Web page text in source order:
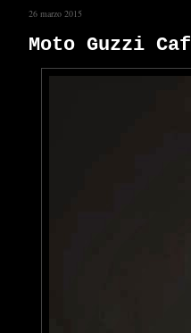
26 marzo 2015
Moto Guzzi